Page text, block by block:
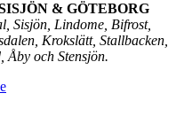
& GÖTEBORG
Sisjön, Lindome, Bifrost,
Krokslätt, Stallbacken,
Åby och Stensjön.